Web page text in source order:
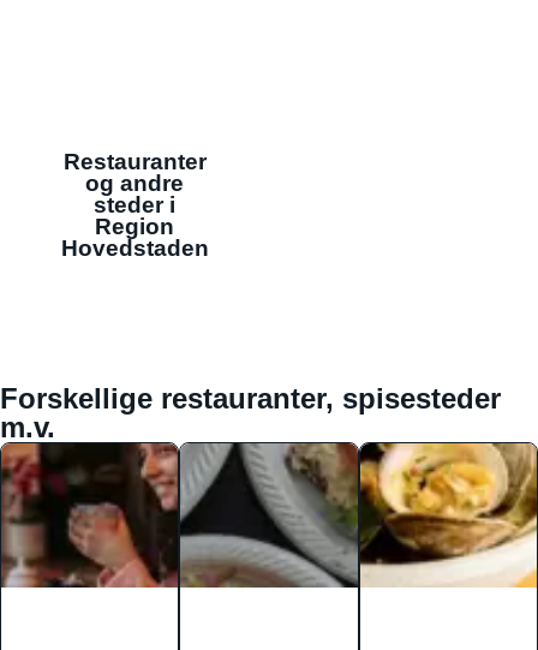
Restauranter
og andre
steder i
Region
Hovedstaden
Forskellige restauranter, spisesteder
m.v.